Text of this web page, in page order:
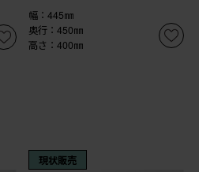
幅：445㎜
奥行：450㎜
高さ：400㎜
現状販売